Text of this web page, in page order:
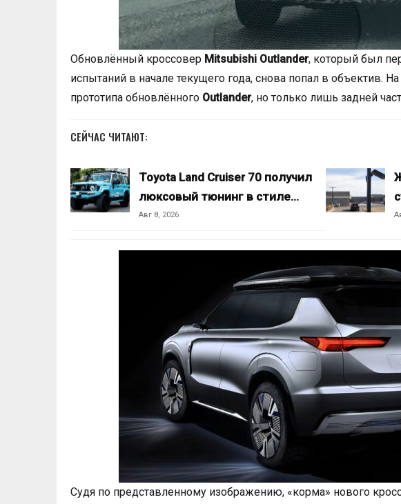
Обновлённый кроссовер Mitsubishi Outlander, который был
испытаний в начале текущего года, снова попал в объектив.
прототипа обновлённого Outlander, но только лишь задней
СЕЙЧАС ЧИТАЮТ:
Toyota Land Cruiser 70 получил
люксовый тюнинг в стиле…
Авг 8, 2026
Судя по представленному изображению, «корма» нового